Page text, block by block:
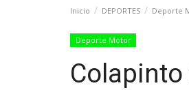
Inicio DEPORTES Deporte
Deporte Motor